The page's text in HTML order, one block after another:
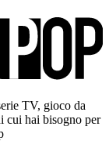
TV, gioco da
cui hai bisogno per